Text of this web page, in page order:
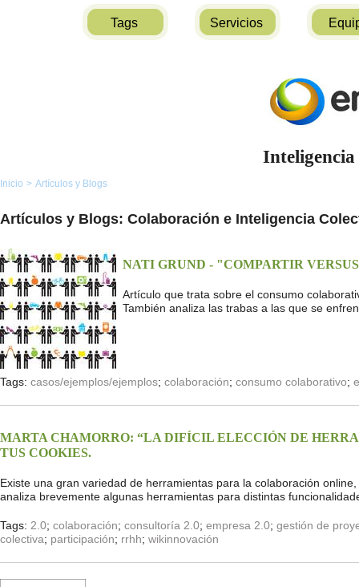
Tags Servicios
Inicio > Artículos y Blogs
Artículos y Blogs: Colaboración e Inteligencia
NATI GRUND - "COMPARTIR
Artículo que trata sobre el consumo
También analiza las trabas a las que se
Tags: casos/ejemplos/ejemplos; colaboración; consumo colaborativo;
MARTA CHAMORRO: “LA DIFÍCIL ELECCIÓN DE
TUS COOKIES.
Existe una gran variedad de herramientas para la colaboración
analiza brevemente algunas herramientas para distintas
Tags: 2.0; colaboración; consultoría 2.0; empresa 2.0; gestión de
colectiva; participación; rrhh; wikinnovación